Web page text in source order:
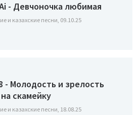
- Девчоночка любимая
и казахские песни, 09.10.25
- Молодость и зрелость
скамейку
и казахские песни, 18.08.25